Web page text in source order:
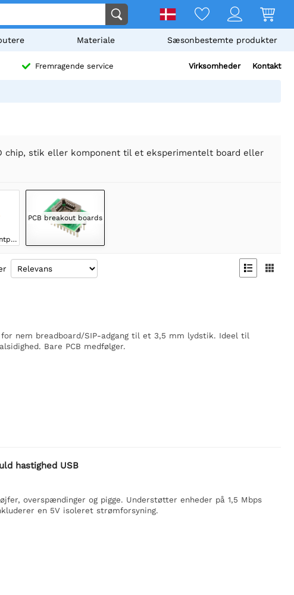
Materiale Sæsonbestemte produkter
Fremragende service Virksomheder Kontakt
chip, stik eller komponent til et eksperimentelt board eller
Enkeltsidede printplader
PCB breakout boards
 
nem breadboard/SIP-adgang til et 3,5 mm lydstik. Ideel til
Bare PCB medfølger.
hastighed USB
overspændinger og pigge. Understøtter enheder på 1,5 Mbps
en 5V isoleret strømforsyning.